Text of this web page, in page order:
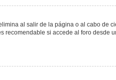
al salir de la página o al cabo de
si accede al foro desde